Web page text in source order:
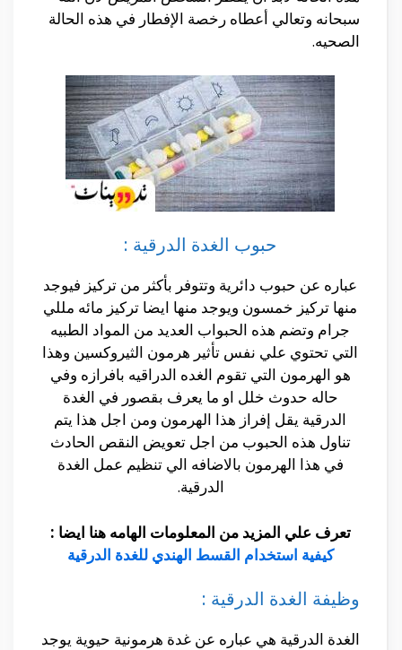
سبحانه وتعالي أعطاه رخصة الإفطار في هذه الحالة
الصحيه.
حبوب الغدة الدرقية :
عباره عن حبوب دائرية وتتوفر بأكثر من تركيز فيوجد
منها تركيز خمسون ويوجد منها ايضا تركيز مائه مللي
جرام وتضم هذه الحبواب العديد من المواد الطبيه
التي تحتوي علي نفس تأثير هرمون الثيروكسين وهذا
هو الهرمون التي تقوم الغده الدراقيه بافرازه وفي
حاله حدوث خلل او ما يعرف بقصور في الغدة
الدرقية يقل إفراز هذا الهرمون ومن اجل هذا يتم
تناول هذه الحبوب من اجل تعويض النقص الحادث
في هذا الهرمون بالاضافه الي تنظيم عمل الغدة
الدرقية.
تعرف علي المزيد من المعلومات الهامه هنا ايضا :
كيفية استخدام القسط الهندي للغدة الدرقية
وظيفة الغدة الدرقية :
الغدة الدرقية هي عباره عن غدة هرمونية حيوية يوجد